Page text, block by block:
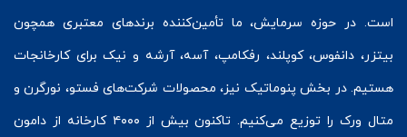
است. در حوزه سرمایش، ما تأمین‌کننده برندهای معتبری همچون
بیتزر، دانفوس،کوپلند، رفکامپ، آسه، آرشه و نیک برای کارخانجات
هستیم. در بخش پنوماتیک نیز، محصولات شرکت‌های فستو، نورگرن و
متال ورک
را توزیع می‌کنیم. تاکنون بیش از ۴۰۰۰ کارخانه از دامون